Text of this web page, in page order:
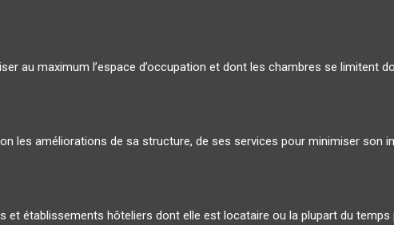
au maximum l’espace d’occupation et dont les chambres se limitent
les améliorations de sa structure, de ses services pour minimiser son
établissements hôteliers dont elle est locataire ou la plupart du temps